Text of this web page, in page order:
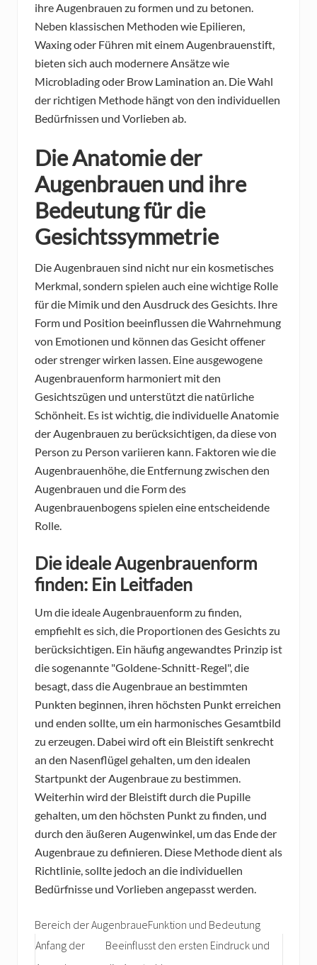
ihre Augenbrauen zu formen und zu betonen.
Neben klassischen Methoden wie Epilieren,
Waxing oder Führen mit einem Augenbrauenstift,
bieten sich auch modernere Ansätze wie
Microblading oder Brow Lamination an. Die Wahl
der richtigen Methode hängt von den individuellen
Bedürfnissen und Vorlieben ab.
Die Anatomie der
Augenbrauen und ihre
Bedeutung für die
Gesichtssymmetrie
Die Augenbrauen sind nicht nur ein kosmetisches
Merkmal, sondern spielen auch eine wichtige Rolle
für die Mimik und den Ausdruck des Gesichts. Ihre
Form und Position beeinflussen die Wahrnehmung
von Emotionen und können das Gesicht offener
oder strenger wirken lassen. Eine ausgewogene
Augenbrauenform harmoniert mit den
Gesichtszügen und unterstützt die natürliche
Schönheit. Es ist wichtig, die individuelle Anatomie
der Augenbrauen zu berücksichtigen, da diese von
Person zu Person variieren kann. Faktoren wie die
Augenbrauenhöhe, die Entfernung zwischen den
Augenbrauen und die Form des
Augenbrauenbogens spielen eine entscheidende
Rolle.
Die ideale Augenbrauenform
finden: Ein Leitfaden
Um die ideale Augenbrauenform zu finden,
empfiehlt es sich, die Proportionen des Gesichts zu
berücksichtigen. Ein häufig angewandtes Prinzip ist
die sogenannte "Goldene-Schnitt-Regel", die
besagt, dass die Augenbraue an bestimmten
Punkten beginnen, ihren höchsten Punkt erreichen
und enden sollte, um ein harmonisches Gesamtbild
zu erzeugen. Dabei wird oft ein Bleistift senkrecht
an den Nasenflügel gehalten, um den idealen
Startpunkt der Augenbraue zu bestimmen.
Weiterhin wird der Bleistift durch die Pupille
gehalten, um den höchsten Punkt zu finden, und
durch den äußeren Augenwinkel, um das Ende der
Augenbraue zu definieren. Diese Methode dient als
Richtlinie, sollte jedoch an die individuellen
Bedürfnisse und Vorlieben angepasst werden.
Bereich der AugenbraueFunktion und Bedeutung
Anfang der
Beeinflusst den ersten Eindruck und